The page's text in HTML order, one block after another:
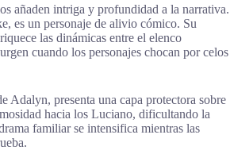
añaden intriga y profundidad a la narrativa.
es un personaje de alivio cómico. Su
las dinámicas entre el elenco
cuando los personajes chocan por celos
Adalyn, presenta una capa protectora sobre
hacia los Luciano, dificultando la
familiar se intensifica mientras las